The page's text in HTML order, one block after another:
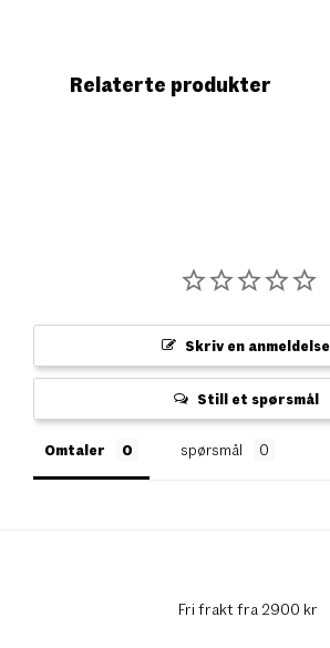
Relaterte produkter
Skriv en anmeldelse
Still et spørsmål
Omtaler spørsmål
Fri frakt fra 2900 kr